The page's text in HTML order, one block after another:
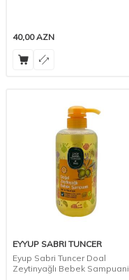
40,00AZN
EYYUP SABRI TUNCER
Eyup Sabri Tuncer Doal
Zeytinyağlı Bebek Sampuani